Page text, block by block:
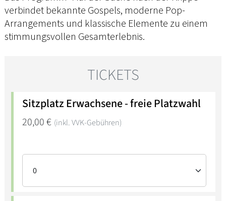
verbindet bekannte Gospels, moderne Pop-
Arrangements und klassische Elemente zu einem
stimmungsvollen Gesamterlebnis.